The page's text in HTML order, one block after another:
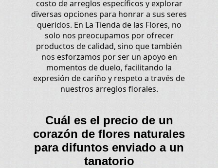
costo de arreglos específicos y explorar
diversas opciones para honrar a sus seres
queridos. En La Tienda de las Flores, no
solo nos preocupamos por ofrecer
productos de calidad, sino que también
nos esforzamos por ser un apoyo en
momentos de duelo, facilitando la
expresión de cariño y respeto a través de
nuestros arreglos florales.
Cuál es el precio de un
corazón de flores naturales
para difuntos enviado a un
tanatorio